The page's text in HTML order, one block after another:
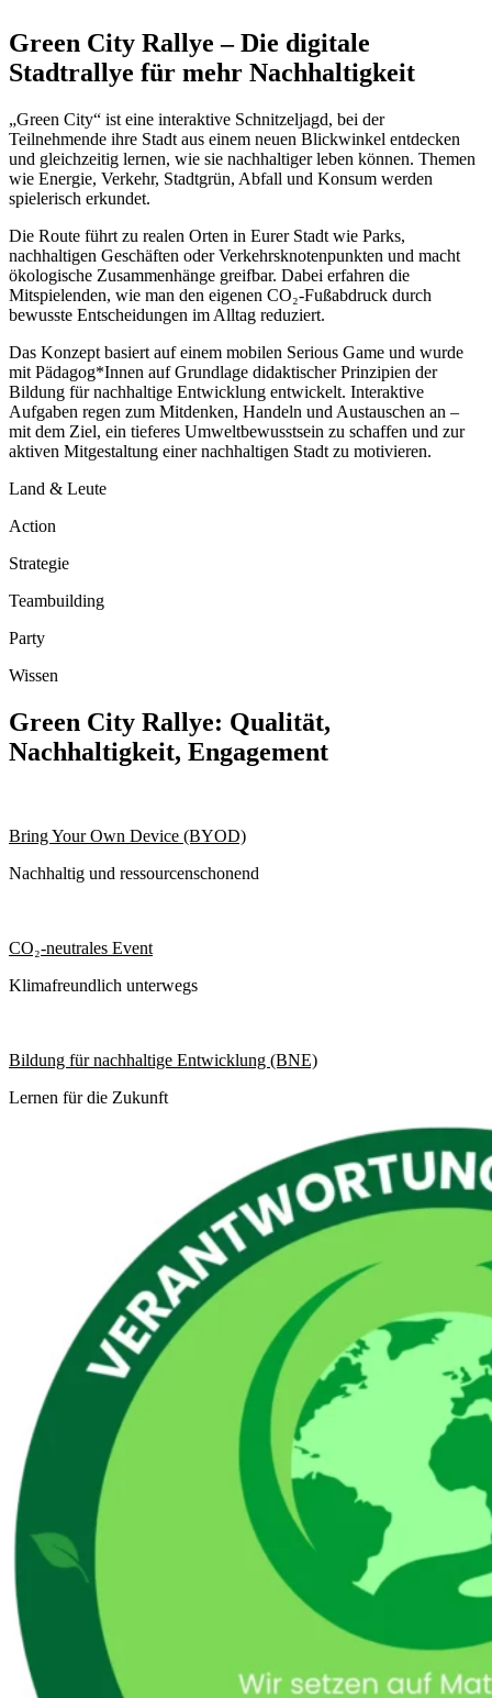
Green City Rallye – Die digitale
Stadtrallye für mehr Nachhaltigkeit
„Green City“ ist eine interaktive Schnitzeljagd, bei der
Teilnehmende ihre Stadt aus einem neuen Blickwinkel entdecken
und gleichzeitig lernen, wie sie nachhaltiger leben können. Themen
wie Energie, Verkehr, Stadtgrün, Abfall und Konsum werden
spielerisch erkundet.
Die Route führt zu realen Orten in Eurer Stadt wie Parks,
nachhaltigen Geschäften oder Verkehrsknotenpunkten und macht
ökologische Zusammenhänge greifbar. Dabei erfahren die
Mitspielenden, wie man den eigenen CO₂-Fußabdruck durch
bewusste Entscheidungen im Alltag reduziert.
Das Konzept basiert auf einem mobilen Serious Game und wurde
mit Pädagog*Innen auf Grundlage didaktischer Prinzipien der
Bildung für nachhaltige Entwicklung entwickelt. Interaktive
Aufgaben regen zum Mitdenken, Handeln und Austauschen an –
mit dem Ziel, ein tieferes Umweltbewusstsein zu schaffen und zur
aktiven Mitgestaltung einer nachhaltigen Stadt zu motivieren.
Land & Leute
Action
Strategie
Teambuilding
Party
Wissen
Green City Rallye: Qualität,
Nachhaltigkeit, Engagement
Bring Your Own Device (BYOD)
Nachhaltig und ressourcenschonend
CO₂-neutrales Event
Klimafreundlich unterwegs
Bildung für nachhaltige Entwicklung (BNE)
Lernen für die Zukunft